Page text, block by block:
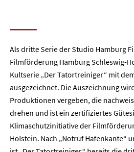
Als dritte Serie der Studio Hamburg
Filmförderung Hamburg Schleswig-
Kultserie „Der Tatortreiniger“ mit
ausgezeichnet. Die Auszeichnung
Produktionen vergeben, die
drehen und ist ein zertifiziertes
Klimaschutzinitiative der
Holstein. Nach „Notruf Hafenkante“